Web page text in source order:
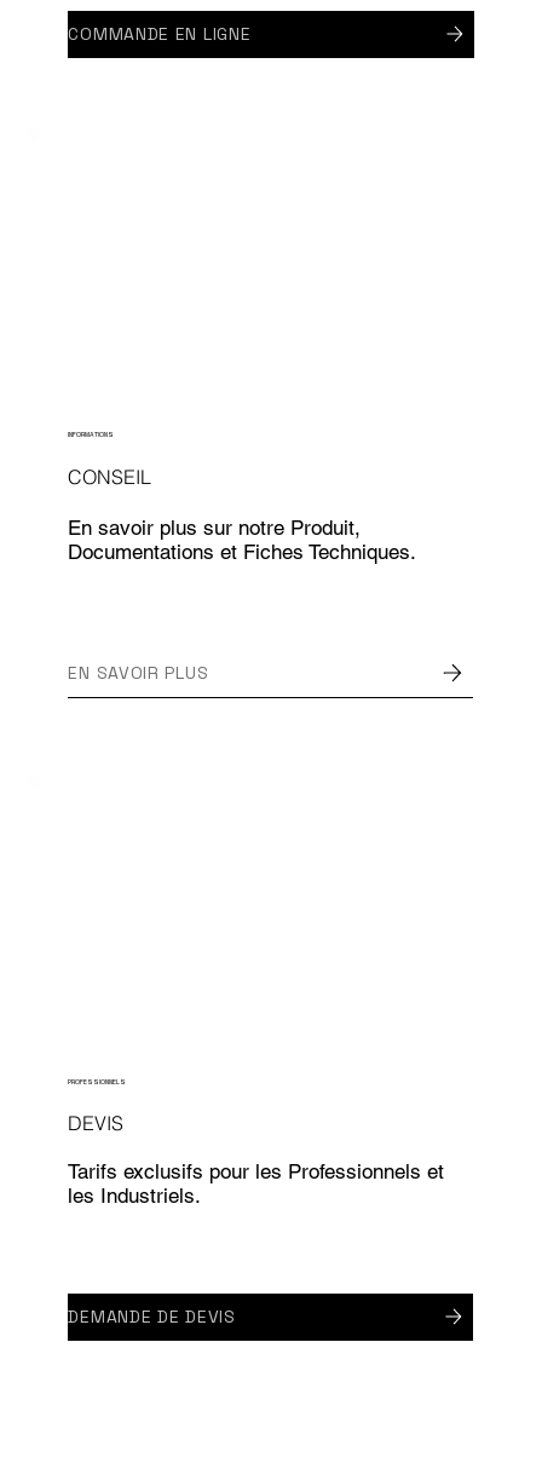
COMMANDE EN LIGNE
CONSEIL
INFORMATIONS
En savoir plus sur notre Produit,
Documentations et Fiches Techniques.
EN SAVOIR PLUS
DEVIS
PROFESSIONNELS
Tarifs exclusifs pour les Professionnels et
les Industriels.
DEMANDE DE DEVIS